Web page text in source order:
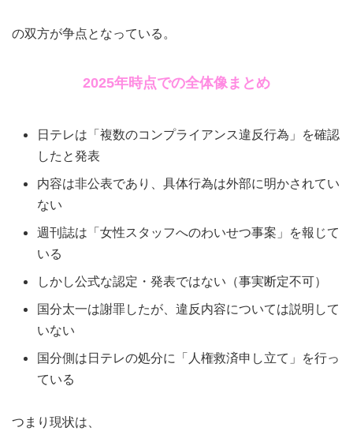
の双方が争点となっている。
2025年時点での全体像まとめ
日テレは「複数のコンプライアンス違反行為」を確認
したと発表
内容は非公表であり、具体行為は外部に明かされてい
ない
週刊誌は「女性スタッフへのわいせつ事案」を報じて
いる
しかし公式な認定・発表ではない（事実断定不可）
国分太一は謝罪したが、違反内容については説明して
いない
国分側は日テレの処分に「人権救済申し立て」を行っ
ている
つまり現状は、